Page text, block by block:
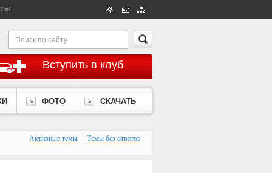
Вступить в клуб
ФОТО СКАЧАТЬ
Активные темы Темы без ответов